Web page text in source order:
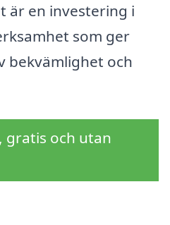
är en investering i
som ger
bekvämlighet och
gratis och utan